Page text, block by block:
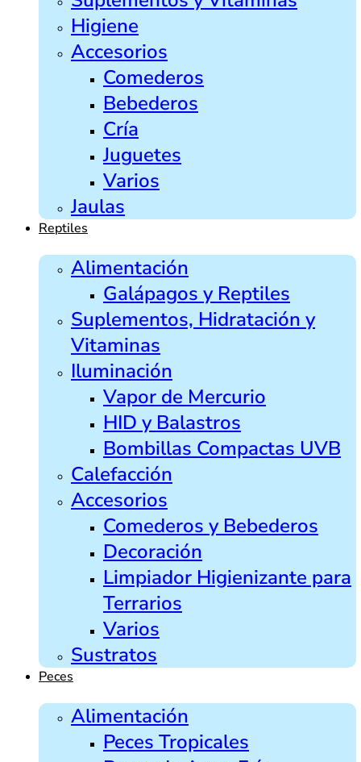
Higiene
Accesorios
Comederos
Bebederos
Cría
Juguetes
Varios
Jaulas
Reptiles
Alimentación
Galápagos y Reptiles
Suplementos, Hidratación y
Vitaminas
Iluminación
Vapor de Mercurio
HID y Balastros
Bombillas Compactas UVB
Calefacción
Accesorios
Comederos y Bebederos
Decoración
Limpiador Higienizante para
Terrarios
Varios
Sustratos
Peces
Alimentación
Peces Tropicales